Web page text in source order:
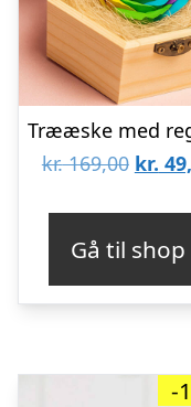
kr.169,00 Den
kr.
kr.
Gå til shop
-